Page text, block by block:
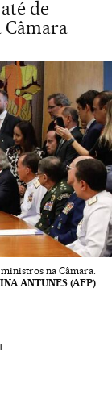
de
Câmara
na Câmara.
ANTUNES (AFP)